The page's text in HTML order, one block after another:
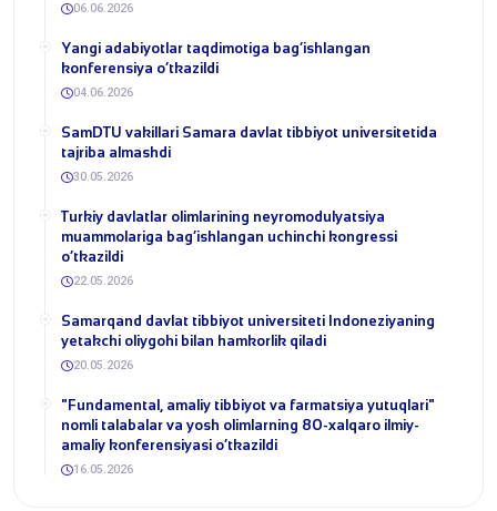
06.06.2026
​Yangi adabiyotlar taqdimotiga bag‘ishlangan
konferensiya o‘tkazildi
04.06.2026
SamDTU vakillari Samara davlat tibbiyot universitetida
tajriba almashdi
30.05.2026
​Turkiy davlatlar olimlarining neyromodulyatsiya
muammolariga bag‘ishlangan uchinchi kongressi
o‘tkazildi
22.05.2026
Samarqand davlat tibbiyot universiteti Indoneziyaning
yetakchi oliygohi bilan hamkorlik qiladi
20.05.2026
​"Fundamental, amaliy tibbiyot va farmatsiya yutuqlari"
nomli talabalar va yosh olimlarning 80-xalqaro ilmiy-
amaliy konferensiyasi o‘tkazildi
16.05.2026